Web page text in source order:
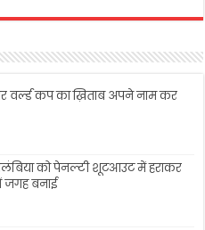
वर्ल्ड कप का ख़िताब अपने नाम कर
को पेनल्टी शूटआउट में हराकर
जगह बनाई